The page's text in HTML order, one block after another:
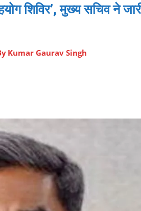
शिविर’, मुख्य सचिव ने
Kumar Gaurav Singh